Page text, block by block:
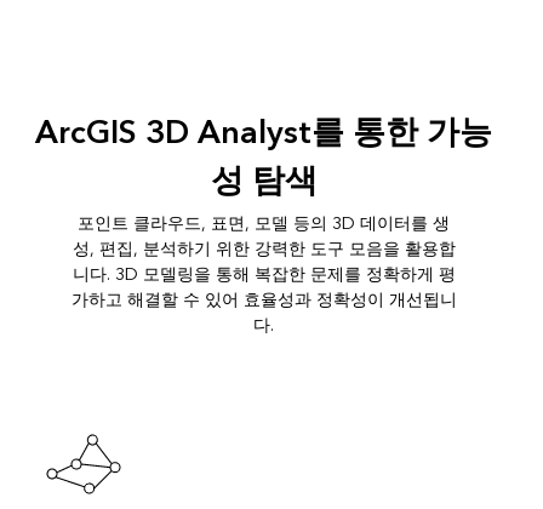
ArcGIS 3D Analyst를 통한 가능
성 탐색
포인트 클라우드, 표면, 모델 등의 3D 데이터를 생
성, 편집, 분석하기 위한 강력한 도구 모음을 활용합
니다. 3D 모델링을 통해 복잡한 문제를 정확하게 평
가하고 해결할 수 있어 효율성과 정확성이 개선됩니
다.